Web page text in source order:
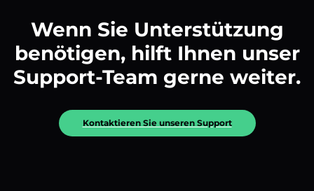
Wenn Sie Unterstützung
benötigen, hilft Ihnen unser
Support-Team gerne weiter.
Kontaktieren Sie unseren Support